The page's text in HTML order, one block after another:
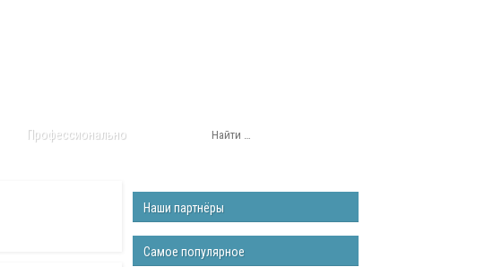
Профессионально
Наши партнёры
Самое популярное